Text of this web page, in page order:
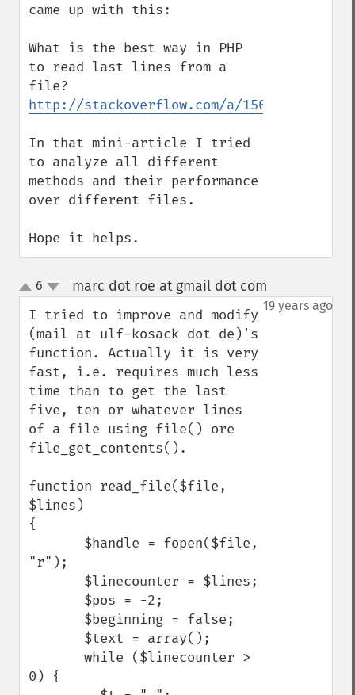
came up with this:
What is the best way in PHP
to read last lines from a
http://stackoverflow.com/a/15025877/
In that mini-article I tried
to analyze all different
methods and their performance
over different files.
Hope it helps.
up
down
6 marc dot roe at gmail dot com
19 years ago
I tried to improve and modify
(mail at ulf-kosack dot de)'s
function. Actually it is very
fast, i.e. requires much less
time than to get the last
five, ten or whatever lines
of a file using file() ore
file_get_contents().
function read_file($file,
$lines)
{
"r");
0) {